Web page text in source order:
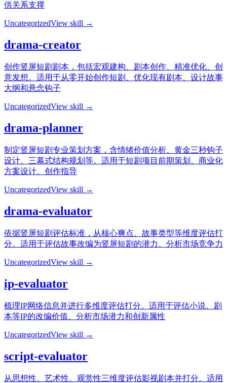
供关系支撑
UncategorizedView skill →
drama-creator
创作竖屏短剧剧本，包括宏观建构、剧本创作、精准优化、创
意发想。适用于从零开始创作短剧、优化现有剧本、设计故事
大纲和悬念钩子
UncategorizedView skill →
drama-planner
制定竖屏短剧专业策划方案，含情绪价值分析、黄金三秒钩子
设计、三幕式结构规划等。适用于短剧项目前期策划、商业化
方案设计、创作指导
UncategorizedView skill →
drama-evaluator
依据竖屏短剧评估标准，从核心爽点、故事类型等维度评估打
分。适用于评估故事改编为竖屏短剧的潜力、分析市场竞争力
UncategorizedView skill →
ip-evaluator
梳理IP网络信息并进行多维度评估打分。适用于评估小说、剧
本等IP的改编价值、分析市场潜力和创新属性
UncategorizedView skill →
script-evaluator
从思想性、艺术性、观赏性三维度评估影视剧本并打分。适用